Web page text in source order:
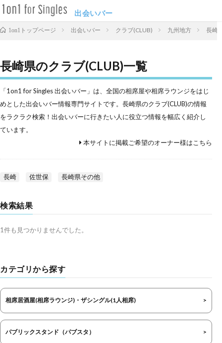
出会いバー
1on1トップページ 出会いバー クラブ(CLUB) 九州地方 長崎
長崎県のクラブ(CLUB)一覧
「1on1 for Singles 出会いバー」は、全国の相席屋や相席ラウンジをはじ
めとした出会いバー情報専門サイトです。長崎県のクラブ(CLUB)の情報
をラクラク検索！出会いバーに行きたい人に役立つ情報を幅広く紹介し
ています。
本サイトに掲載ご希望のオーナー様はこちら
長崎 佐世保 長崎県その他
検索結果
1件も見つかりませんでした。
カテゴリから探す
相席居酒屋(相席ラウンジ)・ザシングル(1人相席)
パブリックスタンド（パブスタ）